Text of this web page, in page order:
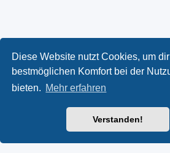
Diese Website nutzt Cookies, um
bestmöglichen Komfort bei der
bieten. Mehr erfahren
Verstanden!